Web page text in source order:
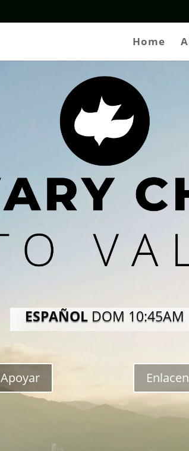
Home
ESPAÑOLDOM 10:45AM
Apoyar